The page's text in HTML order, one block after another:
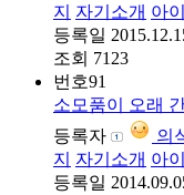
지
자기소개 아
등록일
조회 7123
번호91
소모품이 오래
등록자
의
지
자기소개 아
등록일